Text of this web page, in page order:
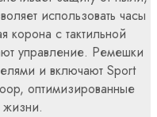
использовать часы
с тактильной
управление. Ремешки
и включают Sport
оптимизированные
жизни.